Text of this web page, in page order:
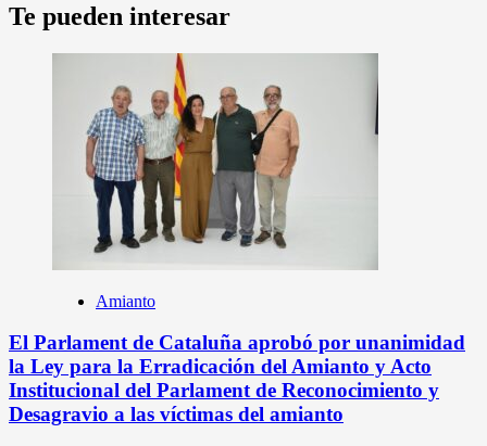
Te pueden interesar
Amianto
El Parlament de Cataluña aprobó por unanimidad
la Ley para la Erradicación del Amianto y Acto
Institucional del Parlament de Reconocimiento y
Desagravio a las víctimas del amianto